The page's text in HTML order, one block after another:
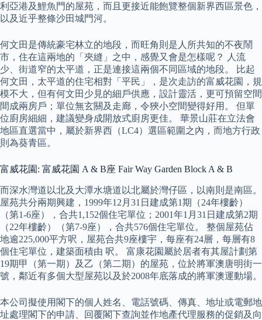
利亞港及鯉魚門的屋苑，而且更接近能飽覽整個新界西區景色，
以及近乎整條沙田城門河。
何文田是傳統豪宅林立的地段，而旺角則是人所共知的不夜鬧
市，住在這兩地的「夾縫」之中，感覺又會是怎樣呢？ 人流
少、街道窄的太平道，正是連接這兩個不同區域的地段。 比起
何文田，太平道的住宅相對「平民」，是次走訪的富威花園，規
模不大，但有何文田少見的細戶供應，設計靈活，更可預留空間
間成兩房戶；單位無玄關及走廊，令狹小空間變得好用。 但單
位廚房細細，建議變身成開放式廚房更佳。 華景山莊在立法會
地區直選當中，屬於新界西（LC4）選區範圍之內，而地方行政
則為葵青區。
富威花園: 富威花園 A & B座 Fair Way Garden Block A & B
而深水灣道以北及大潭水塘道以北屬於灣仔區，以南則是南區。
屋苑共分兩期興建，1999年12月31日建成第1期（24年樓齡）
（第1-6座），合共1,152個住宅單位；2001年1月31日建成第2期
（22年樓齡）（第7-9座），合共576個住宅單位。 整個屋苑佔
地逾225,000平方呎，屋苑合共9座樓宇，每座有24層，每層有8
個住宅單位，建築面積由 呎。 富康花園屬於居者有其屋計劃第
19期甲（第一期）及乙（第二期）的屋苑，位於將軍澳唐明街一
號，鄰近有多個大型屋苑以及於2008年底落成的將軍澳運動場。
本公司擬使用閣下的個人姓名、電話號碼、傳真、地址或電郵地
址處理閣下的申請、回覆閣下查詢並作地產代理服務的促銷及向